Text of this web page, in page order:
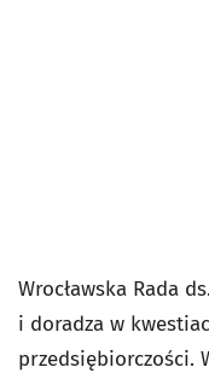
Wrocławska Rada
i doradza w
przedsiębiorczości.